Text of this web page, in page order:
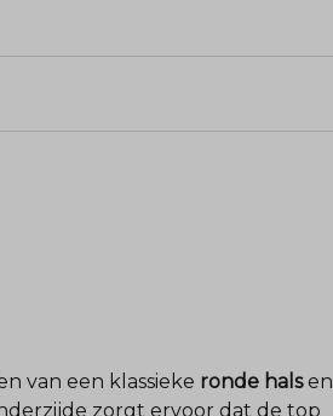
van een klassieke ronde halsen
zorgt ervoor dat de top